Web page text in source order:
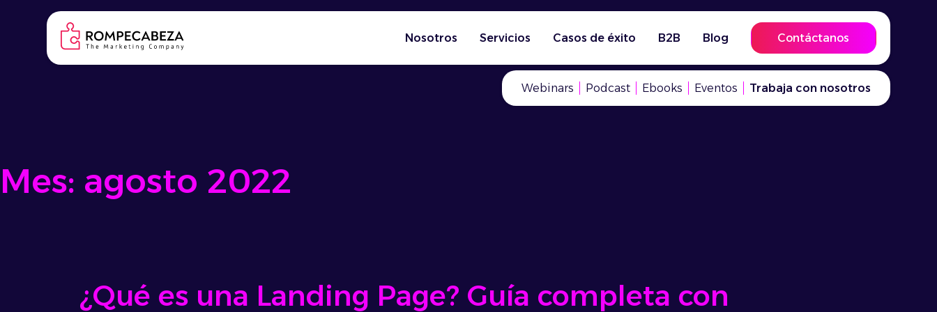
Nosotros Servicios Casos de éxito B2B Blog Contáctanos
Webinars Podcast Ebooks Eventos Trabaja con nosotros
Mes: agosto 2022
¿Qué es una Landing Page? Guía completa con